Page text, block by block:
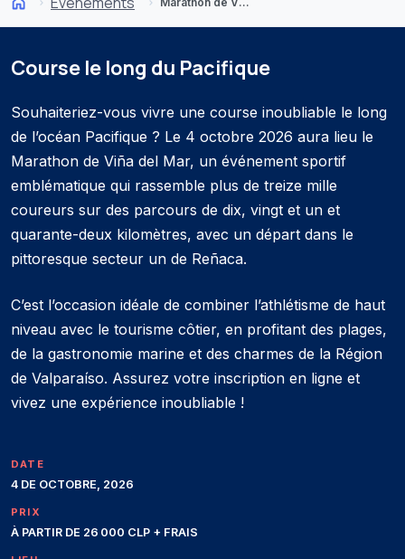
Course le long du Pacifique
Souhaiteriez-vous vivre une course inoubliable le long
de l’océan Pacifique ? Le 4 octobre 2026 aura lieu le
Marathon de Viña del Mar, un événement sportif
emblématique qui rassemble plus de treize mille
coureurs sur des parcours de dix, vingt et un et
quarante-deux kilomètres, avec un départ dans le
pittoresque secteur un de Reñaca.
C’est l’occasion idéale de combiner l’athlétisme de haut
niveau avec le tourisme côtier, en profitant des plages,
de la gastronomie marine et des charmes de la Région
de Valparaíso. Assurez votre inscription en ligne et
vivez une expérience inoubliable !
DATE
4 DE OCTOBRE, 2026
PRIX
À PARTIR DE 26 000 CLP + FRAIS